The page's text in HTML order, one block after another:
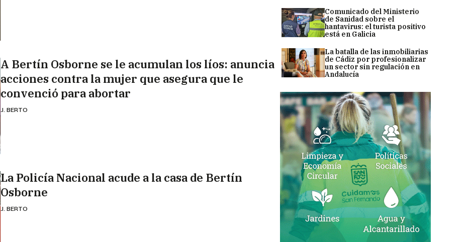
A Bertín Osborne se le acumulan los líos: anuncia
acciones contra la mujer que asegura que le
convenció para abortar
J. BERTO
La Policía Nacional acude a la casa de Bertín
Osborne
J. BERTO
Comunicado del Ministerio
de Sanidad sobre el
hantavirus: el turista positivo
está en Galicia
La batalla de las inmobiliarias
de Cádiz por profesionalizar
un sector sin regulación en
Andalucía